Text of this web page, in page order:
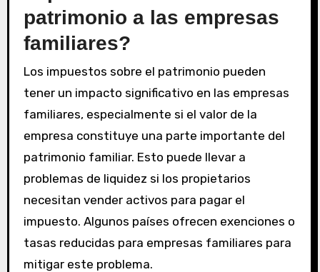
patrimonio a las empresas
familiares?
Los impuestos sobre el patrimonio pueden
tener un impacto significativo en las empresas
familiares, especialmente si el valor de la
empresa constituye una parte importante del
patrimonio familiar. Esto puede llevar a
problemas de liquidez si los propietarios
necesitan vender activos para pagar el
impuesto. Algunos países ofrecen exenciones o
tasas reducidas para empresas familiares para
mitigar este problema.